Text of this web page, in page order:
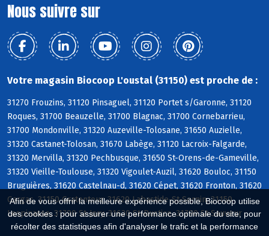
Afin de vous offrir la meilleure expérience possible, Biocoop utilise
des cookies : pour assurer une performance optimale du site, pour
récolter des statistiques afin d'analyser le trafic et la performance
Nous suivre sur
Votre magasin Biocoop L'oustal (31150) est proche de :
31270 Frouzins, 31120 Pinsaguel, 31120 Portet s/Garonne, 31120
Roques, 31700 Beauzelle, 31700 Blagnac, 31700 Cornebarrieu,
31700 Mondonville, 31320 Auzeville-Tolosane, 31650 Auzielle,
31320 Castanet-Tolosan, 31670 Labège, 31120 Lacroix-Falgarde,
31320 Mervilla, 31320 Pechbusque, 31650 St-Orens-de-Gameville,
31320 Vieille-Toulouse, 31320 Vigoulet-Auzil, 31620 Bouloc, 31150
Bruguières, 31620 Castelnau-d, 31620 Cépet, 31620 Fronton, 31620
Gargas, 31150 Gratentour, 31620 Labastide-St-Sernin, 31150
Lespinasse, 31790 St-Jory, 31620 St-Rustice, 31790 St-Sauveur